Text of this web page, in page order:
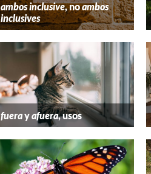
ambos inclusive, noambos
inclusives
fuerayafuera, usos